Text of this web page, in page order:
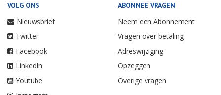
VOLG ONS
Nieuwsbrief
Twitter
Facebook
LinkedIn
Youtube
ABONNEE VRAGEN
Neem een Abonnement
Vragen over betaling
Adreswijziging
Opzeggen
Overige vragen